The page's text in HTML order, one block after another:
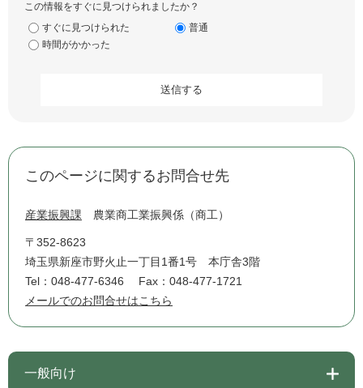
この情報をすぐに見つけられましたか？
すぐに見つけられた
普通
時間がかかった
このページに関するお問合せ先
産業振興課 農業商工業振興係（商工）
〒352-8623
埼玉県新座市野火止一丁目1番1号 本庁舎3階
Tel：048-477-6346
Fax：048-477-1721
メールでのお問合せはこちら
一般向け